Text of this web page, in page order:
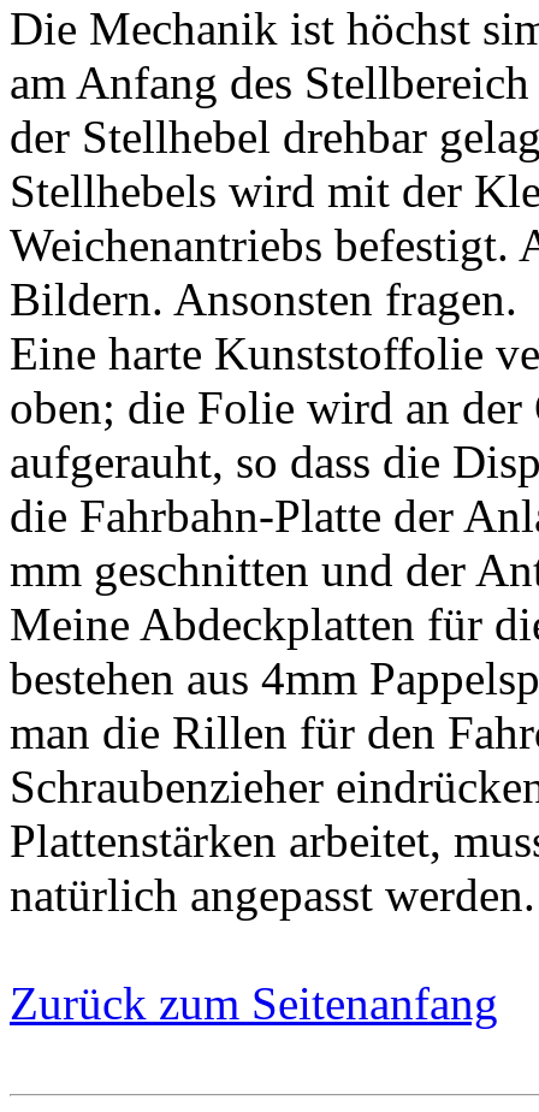
Die Mechanik ist höchst
am Anfang des
der Stellhebel drehbar
Stellhebels wird mit der
Weichenantriebs befestigt.
Bildern. Ansonsten fragen.
Eine harte Kunststoffolie
oben; die Folie wird an
aufgerauht, so dass die
die Fahrbahn-Platte der
mm geschnitten und der
Meine Abdeckplatten für
bestehen aus 4mm
man die Rillen für den
Schraubenzieher
Plattenstärken arbeitet,
natürlich angepasst werden.
Zurück zum Seitenanfang